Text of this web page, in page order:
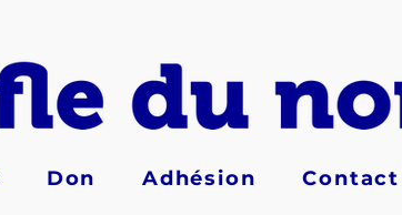
Don Adhésion Contact